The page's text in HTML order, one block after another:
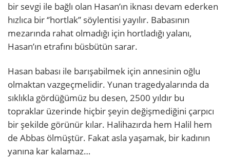
bir sevgi ile bağlı olan Hasan’ın iknası devam ederken
hızlıca bir ‘’hortlak’’ söylentisi yayılır. Babasının
mezarında rahat olmadığı için hortladığı yalanı,
Hasan’ın etrafını büsbütün sarar.
Hasan babası ile barışabilmek için annesinin oğlu
olmaktan vazgeçmelidir. Yunan tragedyalarında da
sıklıkla gördüğümüz bu desen, 2500 yıldır bu
topraklar üzerinde hiçbir şeyin değişmediğini çarpıcı
bir şekilde görünür kılar. Halihazırda hem Halil hem
de Abbas ölmüştür. Fakat asla yaşamak, bir kadının
yanına kar kalamaz…